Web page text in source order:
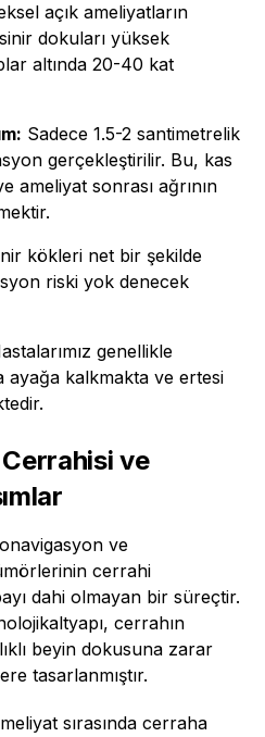
açık ameliyatların
dokuları yüksek
altında 20-40 kat
Sadece 1.5-2 santimetrelik
gerçekleştirilir. Bu, kas
ameliyat sonrası ağrının
kökleri net bir şekilde
riski yok denecek
genellikle
ayağa kalkmakta ve ertesi
ve
ve
cerrahi
dahi olmayan bir süreçtir.
cerrahın
beyin dokusuna zarar
tasarlanmıştır.
sırasında cerraha